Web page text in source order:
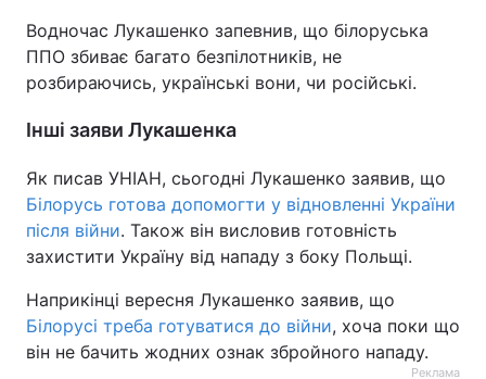
Водночас Лукашенко запевнив, що білоруська
ППО збиває багато безпілотників, не
розбираючись, українські вони, чи російські.
Інші заяви Лукашенка
Як писав УНІАН, сьогодні Лукашенко заявив, що
Білорусь готова допомогти у відновленні України
після війни. Також він висловив готовність
захистити Україну від нападу з боку Польщі.
Наприкінці вересня Лукашенко заявив, що
Білорусі треба готуватися до війни, хоча поки що
він не бачить жодних ознак збройного нападу.
Реклама